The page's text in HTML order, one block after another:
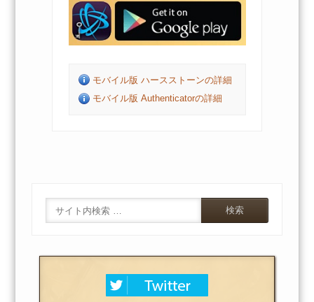
モバイル版 ハースストーンの詳細
モバイル版 Authenticatorの詳細